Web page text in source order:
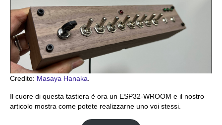
Credito: Masaya Hanaka
Il cuore di questa tastiera è ora un ESP32-WROOM e il nostro
articolo mostra come potete realizzarne uno voi stessi.